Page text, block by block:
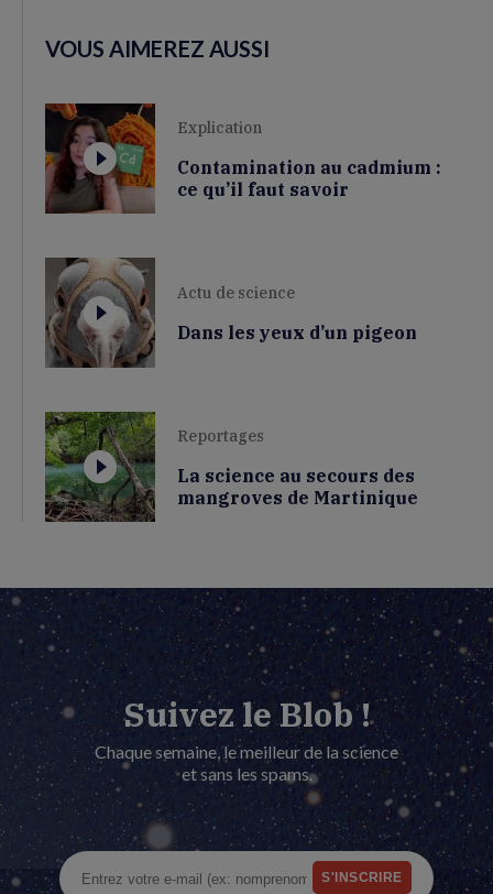
VOUS AIMEREZ AUSSI
Explication
Contamination au cadmium :
ce qu’il faut savoir
Actu de science
Dans les yeux d’un pigeon
Reportages
La science au secours des
mangroves de Martinique
Suivez le Blob !
Chaque semaine, le meilleur de la science
et sans les spams.